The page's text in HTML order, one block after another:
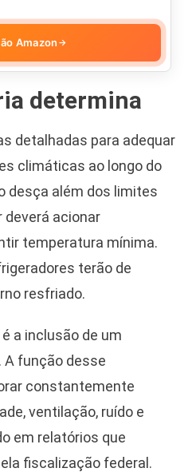
Amazon →
determina
detalhadas para adequar
climáticas ao longo do
desça além dos limites
deverá acionar
temperatura mínima.
terão de
resfriado.
a inclusão de um
A função desse
constantemente
ventilação, ruído e
em relatórios que
fiscalização federal.